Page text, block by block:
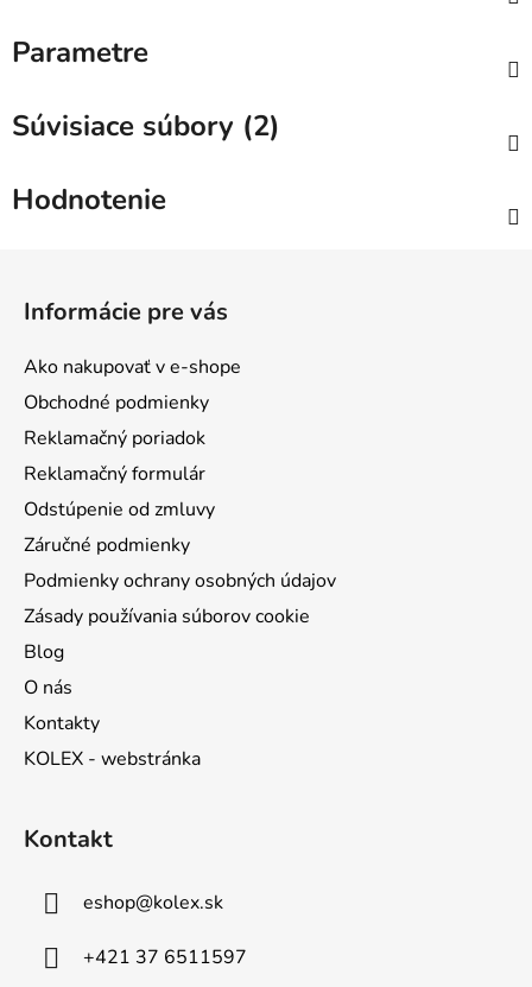
Parametre
Súvisiace súbory (2)
Hodnotenie
Informácie pre vás
Ako nakupovať v e-shope
Obchodné podmienky
Reklamačný poriadok
Reklamačný formulár
Odstúpenie od zmluvy
Záručné podmienky
Podmienky ochrany osobných údajov
Zásady používania súborov cookie
Blog
O nás
Kontakty
KOLEX - webstránka
Kontakt
eshop@kolex.sk
+421 37 6511597